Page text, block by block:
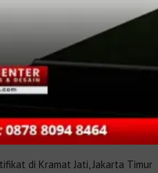
di Kramat Jati, Jakarta Timur